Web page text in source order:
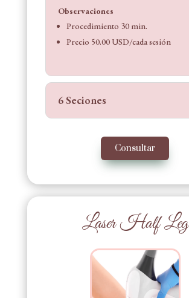
Observaciones
Procedimiento 30 min.
Precio 50.00 USD/cada sesión
6 Seciones
Consultar
Laser Half Leg